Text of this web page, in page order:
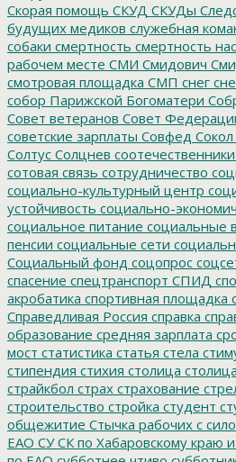
Скорая помощь СКУД СКУДы
будущих медиков служебная
собаки смертность смертность
рабочем месте СМИ Смидович
смотровая площадка СМП снег
собор Парижской Богоматери
Совет ветеранов Совет
советские зарплаты Совфед Сокол
Солтус Солцнев соотечественники
сотовая связь сотрудничество
социально-культурный центр
устойчивость социально-
социальное питание социальные
пенсии социальные сети
Социальный фонд соцопрос
спасение спецтранспорт СПИД
акробатика спортивная площадка
Справедливая Россия справка
образование средняя зарплата
мост статистика статья стела
стипендия стихия столица
страйкбол страх страхование
строительство стройка студент
общежитие Стычка рабочих с
ЕАО СУ СК по Хабаровскому краю